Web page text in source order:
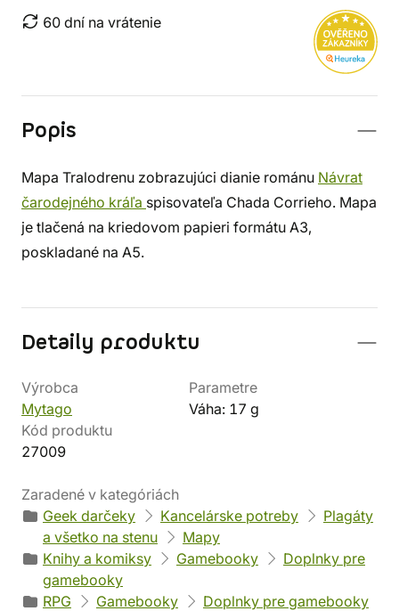
60 dní na vrátenie
Popis
Mapa Tralodrenu zobrazujúci dianie románu Návrat
čarodejného kráľa spisovateľa Chada Corrieho. Mapa
je tlačená na kriedovom papieri formátu A3,
poskladané na A5.
Detaily produktu
Výrobca
Mytago
Parametre
Váha: 17 g
Kód produktu
27009
Zaradené v kategóriách
Geek darčeky
Kancelárske potreby
Plagáty
a všetko na stenu
Mapy
Knihy a komiksy
Gamebooky
Doplnky pre
gamebooky
RPG
Gamebooky Doplnky pre gamebooky